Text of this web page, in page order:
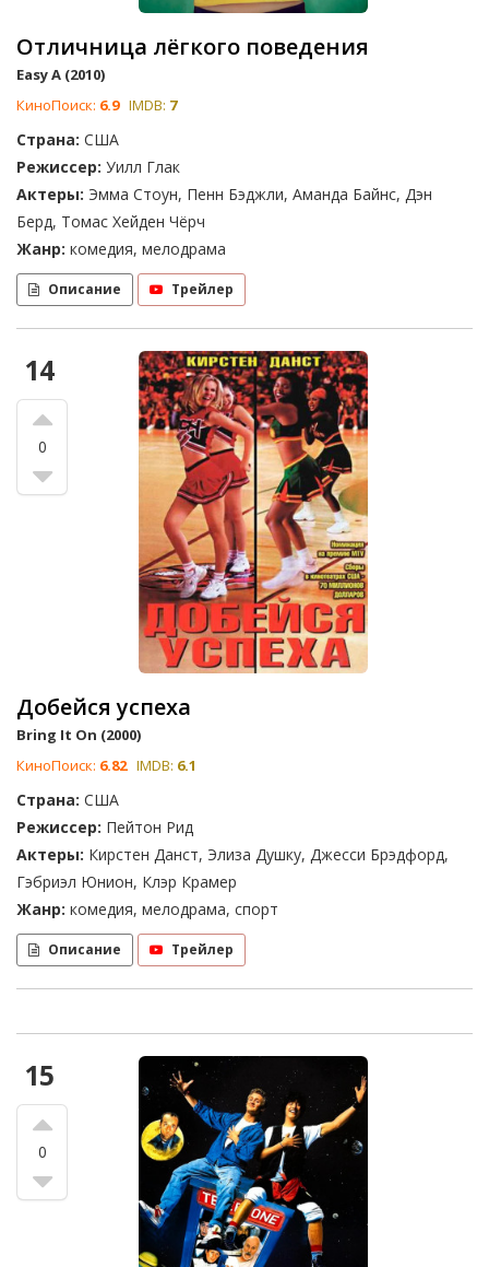
Отличница лёгкого поведения
Easy A (2010)
КиноПоиск: 6.9 IMDB: 7
Страна: США
Режиссер: Уилл Глак
Актеры: Эмма Стоун, Пенн Бэджли, Аманда Байнс, Дэн
Берд, Томас Хейден Чёрч
Жанр: комедия, мелодрама
Описание Трейлер
14
0
Добейся успеха
Bring It On (2000)
КиноПоиск: 6.82 IMDB: 6.1
Страна: США
Режиссер: Пейтон Рид
Актеры: Кирстен Данст, Элиза Душку, Джесси Брэдфорд,
Гэбриэл Юнион, Клэр Крамер
Жанр: комедия, мелодрама, спорт
Описание Трейлер
15
0